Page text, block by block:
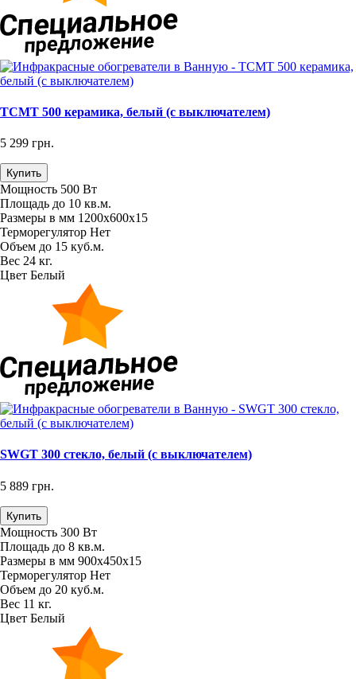
TCMT 500 керамика, белый (с выключателем)
5 299 грн.
Купить
Мощность 500 Вт
Площадь до 10 кв.м.
Размеры в мм 1200х600х15
Терморегулятор Нет
Объем до 15 куб.м.
Вес 24 кг.
Цвет Белый
SWGT 300 стекло, белый (с выключателем)
5 889 грн.
Купить
Мощность 300 Вт
Площадь до 8 кв.м.
Размеры в мм 900х450х15
Терморегулятор Нет
Объем до 20 куб.м.
Вес 11 кг.
Цвет Белый